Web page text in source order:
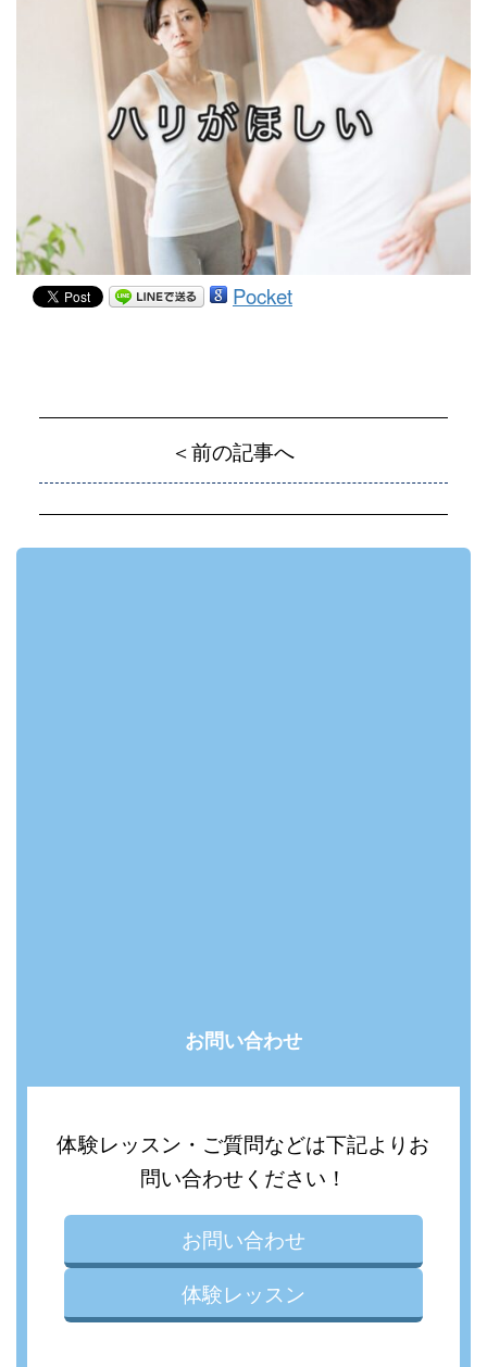
Pocket
＜前の記事へ
お問い合わせ
体験レッスン・ご質問などは下記よりお
問い合わせください！
お問い合わせ
体験レッスン